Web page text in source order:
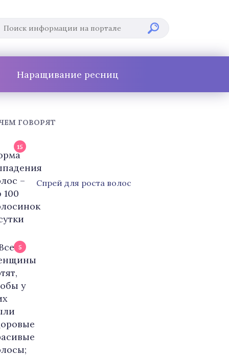
Наращивание ресниц
ГОВОРЯТ
15
Cпрей для роста волос
5